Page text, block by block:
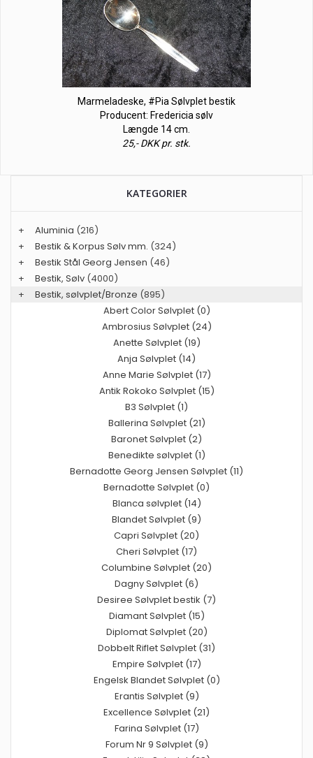
Marmeladeske, #Pia Sølvplet bestik
Producent: Fredericia sølv
Længde 14 cm.
25,- DKK pr. stk.
KATEGORIER
+ Aluminia (216)
+
Bestik & Korpus Sølv mm. (324)
+
Bestik Stål Georg Jensen (46)
+
Bestik, Sølv (4000)
+
Bestik, sølvplet/Bronze (895)
Abert Color Sølvplet (0)
Ambrosius Sølvplet (24)
Anette Sølvplet (19)
Anja Sølvplet (14)
Anne Marie Sølvplet (17)
Antik Rokoko Sølvplet (15)
B3 Sølvplet (1)
Ballerina Sølvplet (21)
Baronet Sølvplet (2)
Benedikte sølvplet (1)
Bernadotte Georg Jensen Sølvplet (11)
Bernadotte Sølvplet (0)
Blanca sølvplet (14)
Blandet Sølvplet (9)
Capri Sølvplet (20)
Cheri Sølvplet (17)
Columbine Sølvplet (20)
Dagny Sølvplet (6)
Desiree Sølvplet bestik (7)
Diamant Sølvplet (15)
Diplomat Sølvplet (20)
Dobbelt Riflet Sølvplet (31)
Empire Sølvplet (17)
Engelsk Blandet Sølvplet (0)
Erantis Sølvplet (9)
Excellence Sølvplet (21)
Farina Sølvplet (17)
Forum Nr 9 Sølvplet (9)